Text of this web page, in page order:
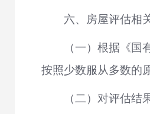
六、房屋评估相
（一）根据《
按照少数服从多数的
（二）对评估